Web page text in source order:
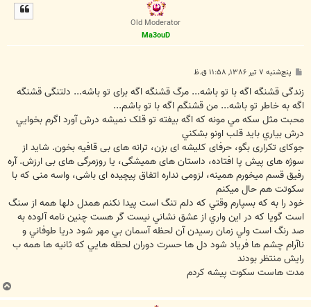
Old Moderator
Ma3ouD
پ
ت
پنج‌شنبه ۷ تیر ۱۳۸۶, ۱۱:۵۸ ق.ظ
زندگی قشنگه اگه با تو باشه... مرگ قشنگه اگه برای تو باشه... دلتنگی قشنگه
اگه به خاطر تو باشه... من قشنگم اگه با تو باشم...
محبت مثل سکه مي مونه که اگه بيفته تو قلک نميشه درش آورد اگرم بخوايي
درش بياري بايد قلب اونو بشکني
جوکای تکراری بگو، حرفای کلیشه ای بزن، ترانه های بی قافیه بخون. شاید از
سوژه های پیش پا افتاده، داستان های همیشگی، یا روزمرگی های بی ارزش. آره
رفیق قسم میخورم همینه، لزومی نداره اتفاق پیچیده ای باشی، واسه منی که با
سکوتت هم حال میکنم
خود را به كه بسپارم وقتي كه دلم تنگ است پيدا نكنم همدل دلها همه از سنگ
است گويا كه در اين واري از عشق نشاني نيست گر هست چنين نامه آلوده به
صد رنگ است ولي زمان رسيدن آن لحظه آسمان بي مهر شود دريا طوفاني و
ناآرام چشم ها فرياد شود دل ها حسرت دوران لحظه هايي که ثانيه ها همه ب
رايش منتظر بودند
مدت هاست سکوت پيشه کردم
ب
ا